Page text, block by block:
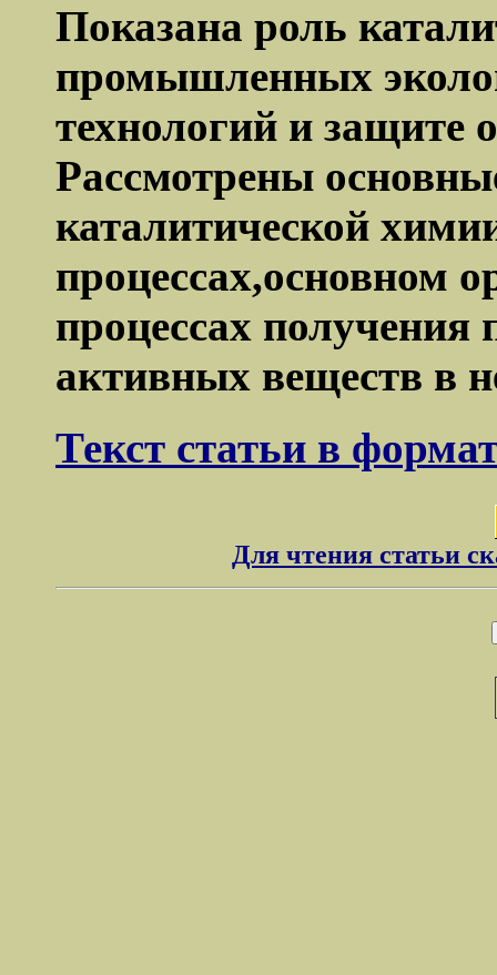
Показана роль
промышленных
технологий и
Рассмотрены
каталитической
процессах,основном
процессах получения
активных веществ в
Текст статьи в
Для чтения статьи